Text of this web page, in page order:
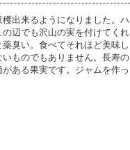
出来るようになりました。ハ
辺でも沢山の実を付けてくれ
臭い。食べてそれほど美味し
ものでもありません。長寿の
ある果実です。ジャムを作っ